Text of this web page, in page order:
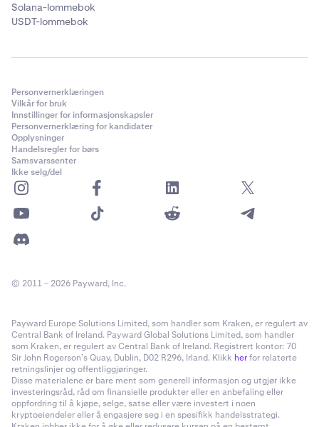
Solana-lommebok
USDT-lommebok
Personvernerklæringen
Vilkår for bruk
Innstillinger for informasjonskapsler
Personvernerklæring for kandidater
Opplysninger
Handelsregler for børs
Samsvarssenter
Ikke selg/del
© 2011 – 2026 Payward, Inc.
Payward Europe Solutions Limited, som handler som Kraken, er regulert av
Central Bank of Ireland. Payward Global Solutions Limited, som handler
som Kraken, er regulert av Central Bank of Ireland. Registrert kontor: 70
Sir John Rogerson’s Quay, Dublin, D02 R296, Irland. Klikk herfor relaterte
retningslinjer og offentliggjøringer.
Disse materialene er bare ment som generell informasjon og utgjør ikke
investeringsråd, råd om finansielle produkter eller en anbefaling eller
oppfordring til å kjøpe, selge, satse eller være investert i noen
kryptoeiendeler eller å engasjere seg i en spesifikk handelsstrategi.